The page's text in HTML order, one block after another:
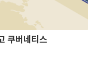
쿠버네티스